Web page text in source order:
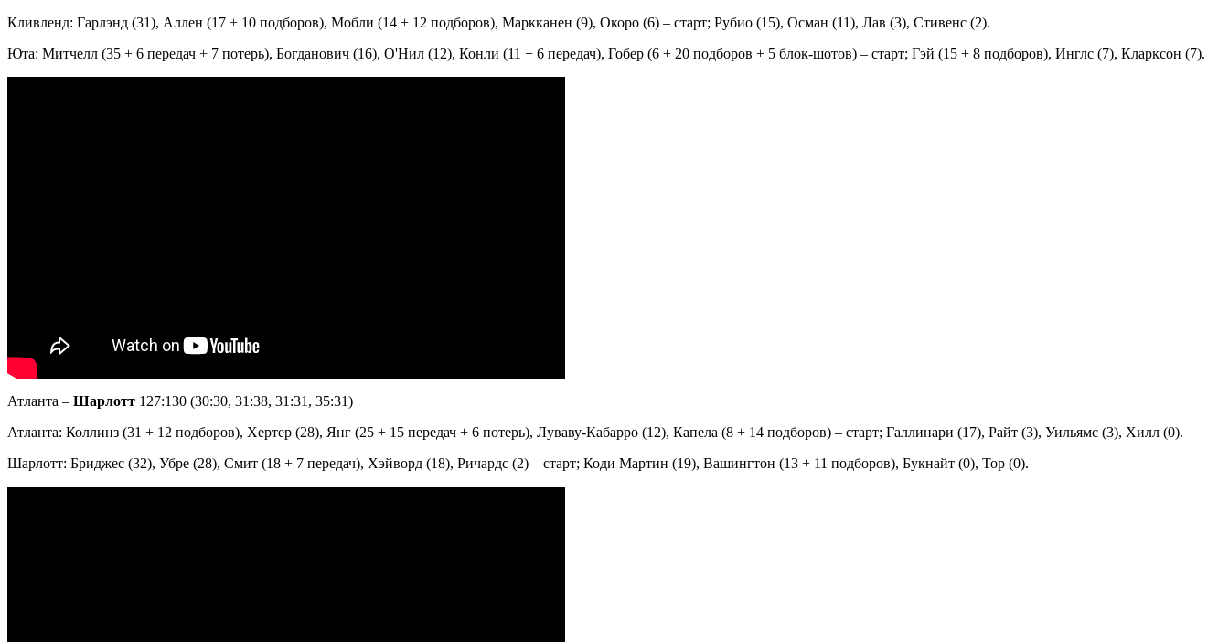
Кливленд: Гарлэнд (31), Аллен (17 + 10 подборов), Мобли (14 + 12 подборов), Маркканен (9), Окоро (6) – старт; Рубио (15), Осман (11), Лав (3), Стивенс (2).
Юта: Митчелл (35 + 6 передач + 7 потерь), Богданович (16), О'Нил (12), Конли (11 + 6 передач), Гобер (6 + 20 подборов + 5 блок-шотов) – старт; Гэй (15 + 8 подборов), Инглс (7), Кларксон (7).
Атланта – Шарлотт 127:130 (30:30, 31:38, 31:31, 35:31)
Атланта: Коллинз (31 + 12 подборов), Хертер (28), Янг (25 + 15 передач + 6 потерь), Луваву-Кабарро (12), Капела (8 + 14 подборов) – старт; Галлинари (17), Райт (3), Уильямс (3), Хилл (0).
Шарлотт: Бриджес (32), Убре (28), Смит (18 + 7 передач), Хэйворд (18), Ричардс (2) – старт; Коди Мартин (19), Вашингтон (13 + 11 подборов), Букнайт (0), Тор (0).